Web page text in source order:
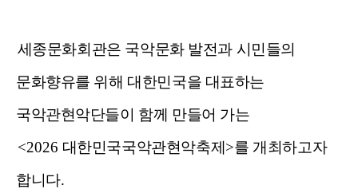
세종문화회관은 국악문화 발전과 시민들의
문화향유를 위해 대한민국을 대표하는
국악관현악단들이 함께 만들어 가는
<2026 대한민국국악관현악축제 >를 개최하고자
합니다.